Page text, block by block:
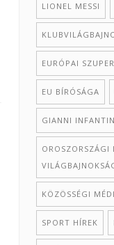
LIONEL MESSI
EURÓPAI
EU BÍRÓSÁGA
GIANNI
OROSZORSZÁGI
KÖZÖSSÉGI
SPORT HÍREK